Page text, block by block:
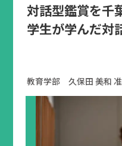
対話型鑑賞を千
学生が学んだ対
教育学部 久保田 美和